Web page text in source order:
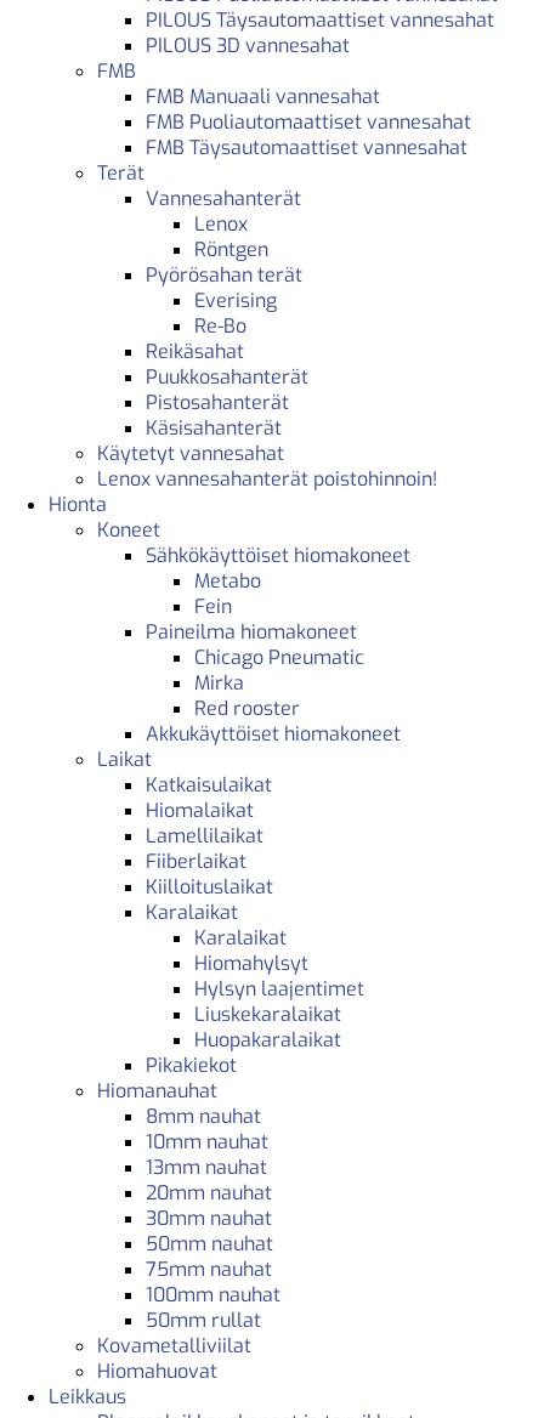
PILOUS Täysautomaattiset vannesahat
PILOUS 3D vannesahat
FMB
FMB Manuaali vannesahat
FMB Puoliautomaattiset vannesahat
FMB Täysautomaattiset vannesahat
Terät
Vannesahanterät
Lenox
Röntgen
Pyörösahan terät
Everising
Re-Bo
Reikäsahat
Puukkosahanterät
Pistosahanterät
Käsisahanterät
Käytetyt vannesahat
Lenox vannesahanterät poistohinnoin!
Hionta
Koneet
Sähkökäyttöiset hiomakoneet
Metabo
Fein
Paineilma hiomakoneet
Chicago Pneumatic
Mirka
Red rooster
Akkukäyttöiset hiomakoneet
Laikat
Katkaisulaikat
Hiomalaikat
Lamellilaikat
Fiiberlaikat
Kiilloituslaikat
Karalaikat
Karalaikat
Hiomahylsyt
Hylsyn laajentimet
Liuskekaralaikat
Huopakaralaikat
Pikakiekot
Hiomanauhat
8mm nauhat
10mm nauhat
13mm nauhat
20mm nauhat
30mm nauhat
50mm nauhat
75mm nauhat
100mm nauhat
50mm rullat
Kovametalliviilat
Hiomahuovat
Leikkaus